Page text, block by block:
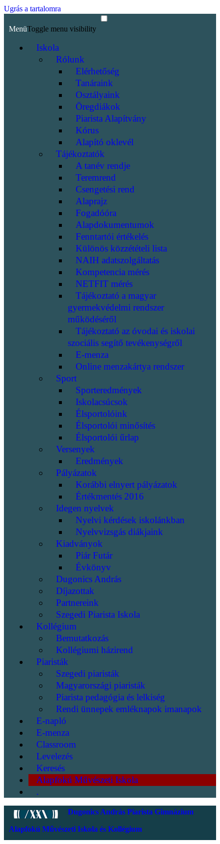
Ugrás a tartalomra
MenüToggle menu visibility
Iskola
Rólunk
Elérhetőség
Tanáraink
Osztályaink
Öregdiákok
Piarista Alapítvány
Kórus
Alapító oklevél
Tájékoztatók
A tanév rendje
Teremrend
Csengetési rend
Alaprajz
Fogadóóra
Alapdokumentumok
Fenntartói értékelés
Különös közzétételi lista
NAIH adatszolgáltatás
Kompetencia mérés
NETFIT mérés
Tájékoztató a magyar
gyermekvédelmi rendszer
működéséről
Tájékoztató az óvodai és iskolai
szociális segítő tevékenységről
E-menza
Online menzakártya rendszer
Sport
Sporteredmények
Iskolacsúcsok
Élsportolóink
Élsportolói minősítés
Élsportolói űrlap
Versenyek
Eredmények
Pályázatok
Korábbi elnyert pályázatok
Értékmentés 2016
Idegen nyelvek
Nyelvi kérdések iskolánkban
Nyelvvizsgás diákjaink
Kiadványok
Piár Futár
Évkönyv
Dugonics András
Díjazottak
Partnereink
Szegedi Piarista Iskola
Kollégium
Bemutatkozás
Kollégiumi házirend
Piaristák
Szegedi piaristák
Magyarországi piaristák
Piarista pedagógia és lelkiség
Rendi ünnepek emléknapok imanapok
E-napló
E-menza
Classroom
Levelezés
Keresés
Alapfokú Művészeti Iskola
.
Dugonics András Piarista Gimnázium
Alapfokú Művészeti Iskola és Kollégium